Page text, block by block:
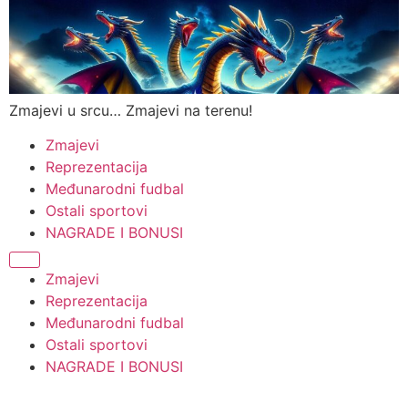
Zmajevi u srcu… Zmajevi na terenu!
Zmajevi
Reprezentacija
Međunarodni fudbal
Ostali sportovi
NAGRADE I BONUSI
Zmajevi
Reprezentacija
Međunarodni fudbal
Ostali sportovi
NAGRADE I BONUSI